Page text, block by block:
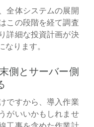
全体システムの展開
この段階を経て調査
詳細な投資計画が決
なります。
側とサーバー側
ですから、導入作業
がいいかもしれませ